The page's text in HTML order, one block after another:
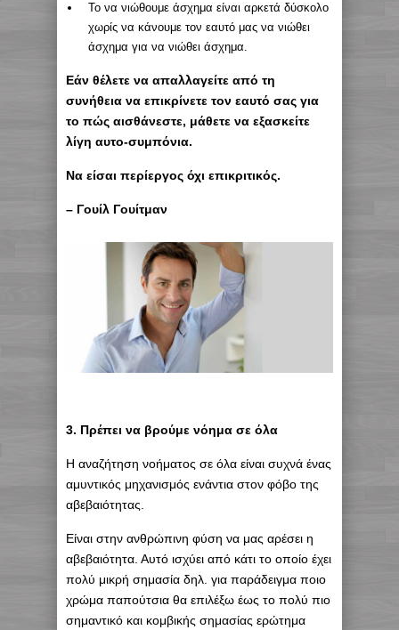
Το να νιώθουμε άσχημα είναι αρκετά δύσκολο
χωρίς να κάνουμε τον εαυτό μας να νιώθει
άσχημα για να νιώθει άσχημα.
Εάν θέλετε να απαλλαγείτε από τη
συνήθεια να επικρίνετε τον εαυτό σας για
το πώς αισθάνεστε, μάθετε να εξασκείτε
λίγη αυτο-συμπόνια.
Να είσαι περίεργος όχι επικριτικός.
– Γουίλ Γουίτμαν
3. Πρέπει να βρούμε νόημα σε όλα
Η αναζήτηση νοήματος σε όλα είναι συχνά ένας
αμυντικός μηχανισμός ενάντια στον φόβο της
αβεβαιότητας.
Είναι στην ανθρώπινη φύση να μας αρέσει η
αβεβαιότητα. Αυτό ισχύει από κάτι το οποίο έχει
πολύ μικρή σημασία δηλ. για παράδειγμα ποιο
χρώμα παπούτσια θα επιλέξω έως το πολύ πιο
σημαντικό και κομβικής σημασίας ερώτημα